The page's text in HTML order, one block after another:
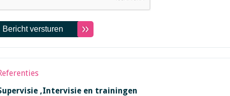
,Intervisie en trainingen